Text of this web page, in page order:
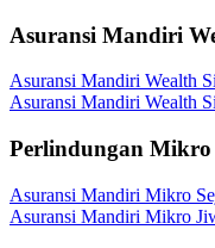
Asuransi Mandiri
Asuransi Mandiri Wealth
Asuransi Mandiri Wealth
Perlindungan Mikro
Asuransi Mandiri Mikro
Asuransi Mandiri Mikro